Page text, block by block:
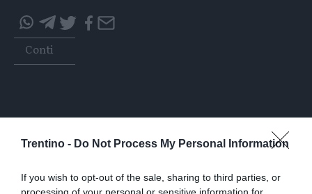
Trentino - Do Not Process My Personal Information
If you wish to opt-out of the sale, sharing to third parties, or
processing of your personal or sensitive information for
questo
articolo
su
questo
articolo
su
Tags
Conti